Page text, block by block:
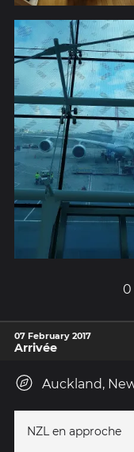
0
07 February 2017
Arrivée
Auckland,
NZL en approche